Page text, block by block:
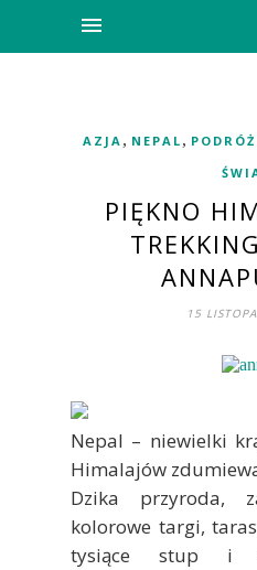
AZJA , NEPAL ,
PIĘKNO
15
Nepal – niewielki
Himalajów
Dzika przyroda,
kolorowe targi,
tysiące stup i